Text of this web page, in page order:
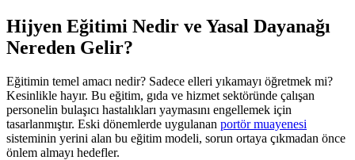
Hijyen Eğitimi Nedir ve Yasal Dayanağı
Nereden Gelir?
Eğitimin temel amacı nedir? Sadece elleri yıkamayı öğretmek mi?
Kesinlikle hayır. Bu eğitim, gıda ve hizmet sektöründe çalışan
personelin bulaşıcı hastalıkları yaymasını engellemek için
tasarlanmıştır. Eski dönemlerde uygulanan portör muayenesi
sisteminin yerini alan bu eğitim modeli, sorun ortaya çıkmadan önce
önlem almayı hedefler.